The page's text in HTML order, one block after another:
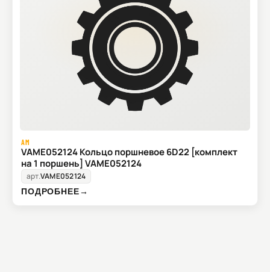
AM
VAME052124 Кольцо поршневое 6D22 [комплект
на 1 поршень] VAME052124
арт.VAME052124
ПОДРОБНЕЕ→